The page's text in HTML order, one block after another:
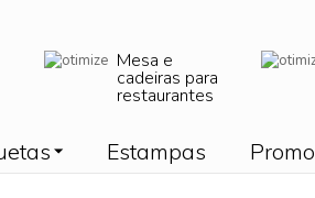
Mesa e
cadeiras para
restaurantes
Estampas Promo